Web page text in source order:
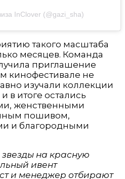
InClover (@gazi_sha)
такого масштаба
месяцев. Команда
приглашение
м кинофестивале не
изучали коллекции
в итоге остались
женственными
пошивом,
и благородными
на красную
ивент
и менеджер отбирают